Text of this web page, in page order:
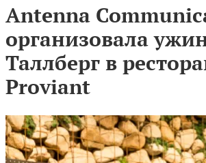
Antenna
организовала
Таллберг в
Proviant